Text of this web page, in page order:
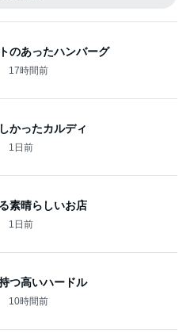
のあったハンバーグ
17時間前
かったカルディ
1日前
素晴らしいお店
1日前
つ高いハードル
10時間前